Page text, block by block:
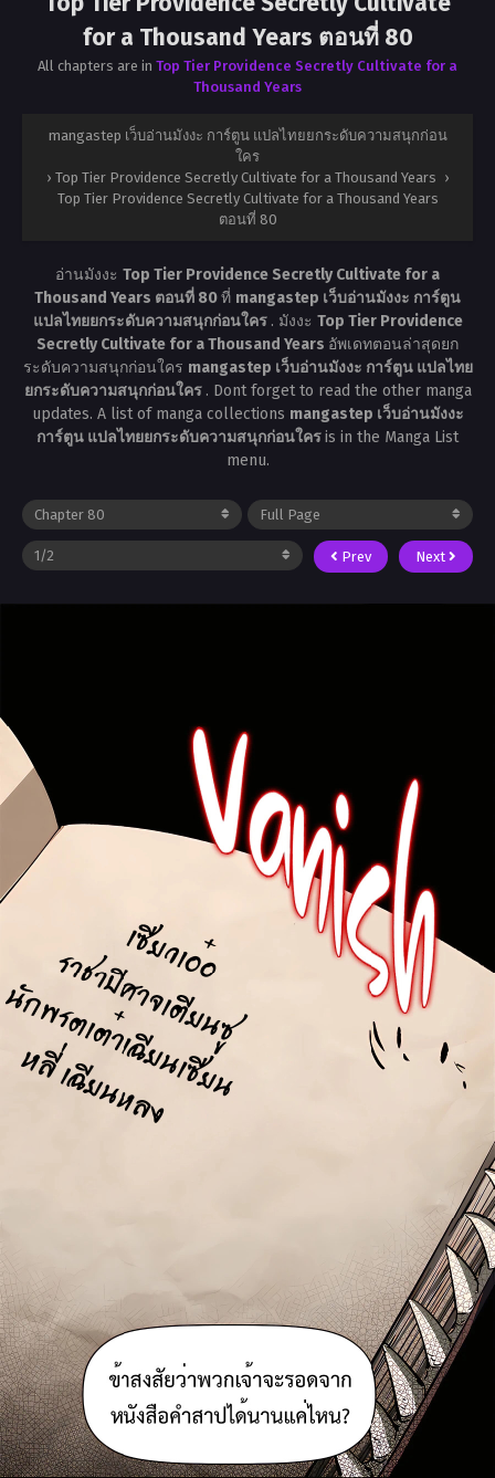
for a Thousand Years ตอนที่ 80
All chapters are in Top Tier Providence Secretly Cultivate for a
Thousand Years
mangastep เว็บอ่านมังงะ การ์ตูน แปลไทยยกระดับความสนุกก่อน
ใคร
› Top Tier Providence Secretly Cultivate for a Thousand Years ›
Top Tier Providence Secretly Cultivate for a Thousand Years
ตอนที่ 80
อ่านมังงะ Top Tier Providence Secretly Cultivate for a
Thousand Years ตอนที่ 80ที่ mangastep เว็บอ่านมังงะ การ์ตูน
แปลไทยยกระดับความสนุกก่อนใคร . มังงะ Top Tier Providence
Secretly Cultivate for a Thousand Years อัพเดทตอนล่าสุดยก
ระดับความสนุกก่อนใคร mangastep เว็บอ่านมังงะ การ์ตูน แปลไทย
ยกระดับความสนุกก่อนใคร . Dont forget to read the other manga
updates. A list of manga collections mangastep เว็บอ่านมังงะ
การ์ตูน แปลไทยยกระดับความสนุกก่อนใครis in the Manga List
menu.
Prev Next